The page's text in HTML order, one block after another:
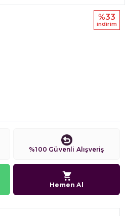
%33
i̇ndi̇ri̇m
%100 Güvenli Alışveriş
Hemen Al